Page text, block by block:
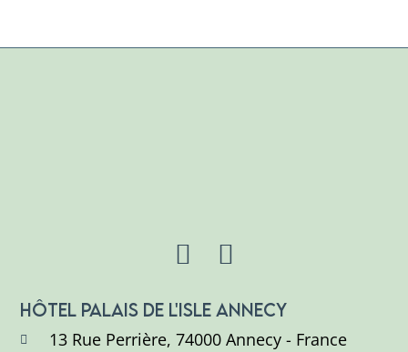
HÔTEL PALAIS DE L'ISLE ANNECY
13 Rue Perrière, 74000 Annecy - France